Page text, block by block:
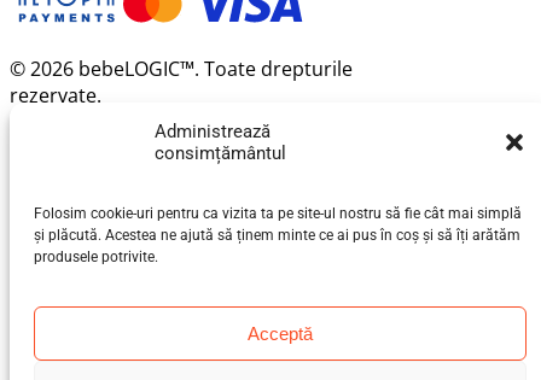
Administrează
consimțământul
Folosim cookie-uri pentru ca vizita ta pe site-ul nostru să fie cât mai simplă
și plăcută. Acestea ne ajută să ținem minte ce ai pus în coș și să îți arătăm
produsele potrivite.
Acceptă
© 2026 bebeLOGIC™. Toate drepturile
rezervate.